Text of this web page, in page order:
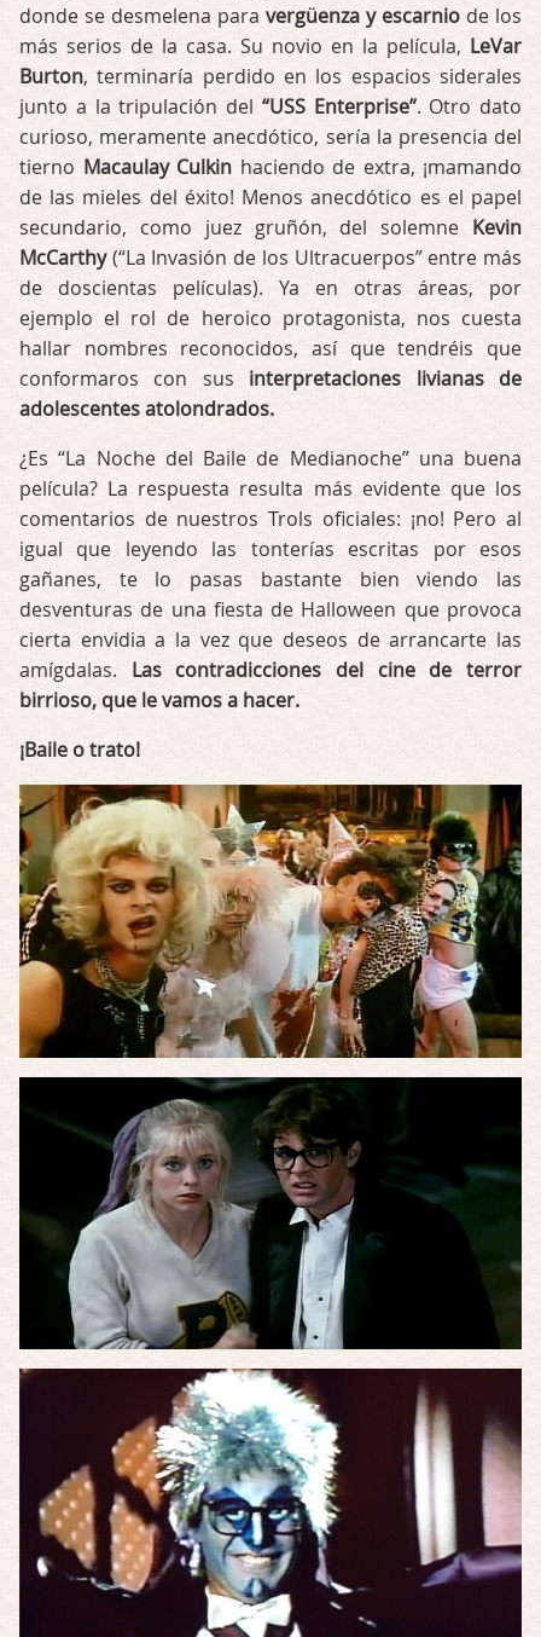
donde se desmelena para vergüenza y escarnio de los
más serios de la casa. Su novio en la película, LeVar
Burton, terminaría perdido en los espacios siderales
junto a la tripulación del “USS Enterprise”. Otro dato
curioso, meramente anecdótico, sería la presencia del
tierno Macaulay Culkin haciendo de extra, ¡mamando
de las mieles del éxito! Menos anecdótico es el papel
secundario, como juez gruñón, del solemne Kevin
McCarthy(“La Invasión de los Ultracuerpos” entre más
de doscientas películas). Ya en otras áreas, por
ejemplo el rol de heroico protagonista, nos cuesta
hallar nombres reconocidos, así que tendréis que
conformaros con sus interpretaciones livianas de
adolescentes atolondrados.
¿Es “La Noche del Baile de Medianoche” una buena
película? La respuesta resulta más evidente que los
comentarios de nuestros Trols oficiales: ¡no! Pero al
igual que leyendo las tonterías escritas por esos
gañanes, te lo pasas bastante bien viendo las
desventuras de una fiesta de Halloween que provoca
cierta envidia a la vez que deseos de arrancarte las
amígdalas. Las contradicciones del cine de terror
birrioso, que le vamos a hacer.
¡Baile o trato!